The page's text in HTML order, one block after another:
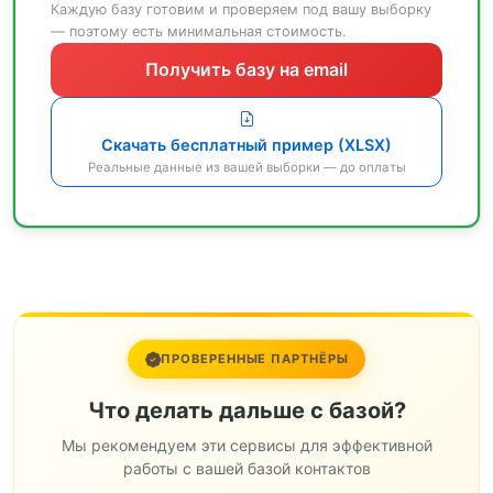
Каждую базу готовим и проверяем под вашу выборку
— поэтому есть минимальная стоимость.
Получить базу на email
Скачать бесплатный пример (XLSX)
Реальные данные из вашей выборки — до оплаты
ПРОВЕРЕННЫЕ ПАРТНЁРЫ
Что делать дальше с базой?
Мы рекомендуем эти сервисы для эффективной
работы с вашей базой контактов